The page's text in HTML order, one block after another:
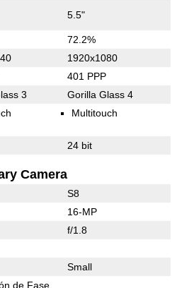
5.5"
72.2%
1920x1080
401 PPP
3 Gorilla Glass 4
Multitouch
24 bit
Camera
S8
16-MP
f/1.8
Small
de Fase